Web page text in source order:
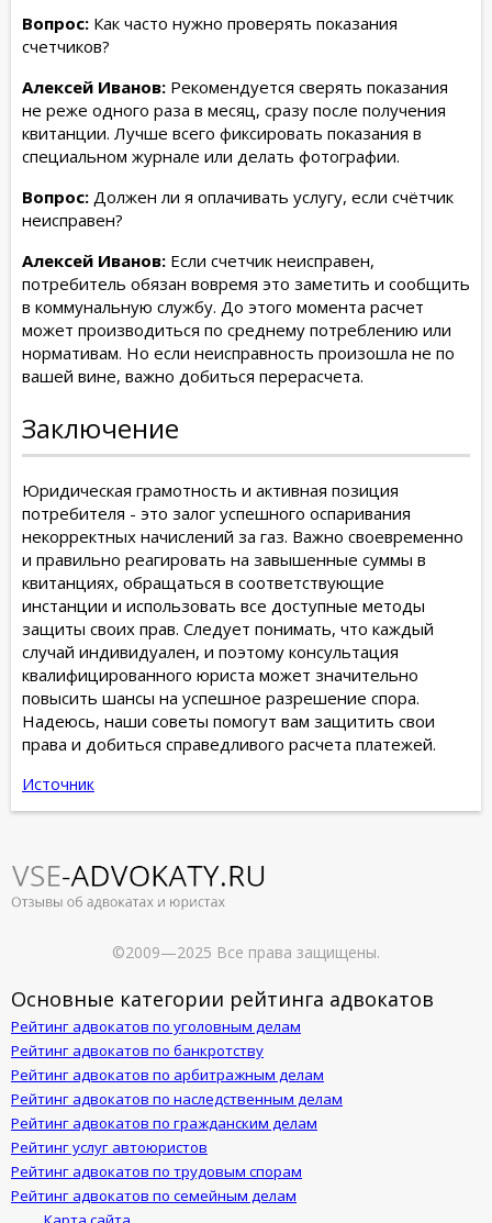
Вопрос: Как часто нужно проверять показания
счетчиков?
Алексей Иванов: Рекомендуется сверять показания
не реже одного раза в месяц, сразу после получения
квитанции. Лучше всего фиксировать показания в
специальном журнале или делать фотографии.
Вопрос: Должен ли я оплачивать услугу, если счётчик
неисправен?
Алексей Иванов: Если счетчик неисправен,
потребитель обязан вовремя это заметить и сообщить
в коммунальную службу. До этого момента расчет
может производиться по среднему потреблению или
нормативам. Но если неисправность произошла не по
вашей вине, важно добиться перерасчета.
Заключение
Юридическая грамотность и активная позиция
потребителя - это залог успешного оспаривания
некорректных начислений за газ. Важно своевременно
и правильно реагировать на завышенные суммы в
квитанциях, обращаться в соответствующие
инстанции и использовать все доступные методы
защиты своих прав. Следует понимать, что каждый
случай индивидуален, и поэтому консультация
квалифицированного юриста может значительно
повысить шансы на успешное разрешение спора.
Надеюсь, наши советы помогут вам защитить свои
права и добиться справедливого расчета платежей.
Источник
©2009—2025 Все права защищены.
Основные категории рейтинга адвокатов
Рейтинг адвокатов по уголовным делам
Рейтинг адвокатов по банкротству
Рейтинг адвокатов по арбитражным делам
Рейтинг адвокатов по наследственным делам
Рейтинг адвокатов по гражданским делам
Рейтинг услуг автоюристов
Рейтинг адвокатов по трудовым спорам
Рейтинг адвокатов по семейным делам